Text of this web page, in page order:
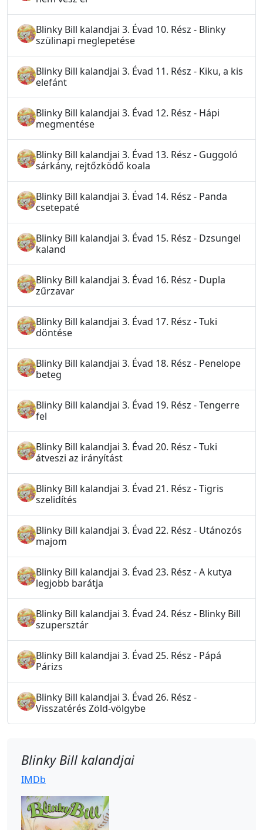
Blinky Bill kalandjai 3. Évad 10. Rész - Blinky
szülinapi meglepetése
Blinky Bill kalandjai 3. Évad 11. Rész - Kiku, a kis
elefánt
Blinky Bill kalandjai 3. Évad 12. Rész - Hápi
megmentése
Blinky Bill kalandjai 3. Évad 13. Rész - Guggoló
sárkány, rejtőzködő koala
Blinky Bill kalandjai 3. Évad 14. Rész - Panda
csetepaté
Blinky Bill kalandjai 3. Évad 15. Rész - Dzsungel
kaland
Blinky Bill kalandjai 3. Évad 16. Rész - Dupla
zűrzavar
Blinky Bill kalandjai 3. Évad 17. Rész - Tuki
döntése
Blinky Bill kalandjai 3. Évad 18. Rész - Penelope
beteg
Blinky Bill kalandjai 3. Évad 19. Rész - Tengerre
fel
Blinky Bill kalandjai 3. Évad 20. Rész - Tuki
átveszi az irányítást
Blinky Bill kalandjai 3. Évad 21. Rész - Tigris
szelidítés
Blinky Bill kalandjai 3. Évad 22. Rész - Utánozós
majom
Blinky Bill kalandjai 3. Évad 23. Rész - A kutya
legjobb barátja
Blinky Bill kalandjai 3. Évad 24. Rész - Blinky Bill
szupersztár
Blinky Bill kalandjai 3. Évad 25. Rész - Pápá
Párizs
Blinky Bill kalandjai 3. Évad 26. Rész -
Visszatérés Zöld-völgybe
Blinky Bill kalandjai
IMDb